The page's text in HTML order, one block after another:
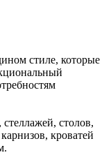
стиле, которые
столов,
кроватей